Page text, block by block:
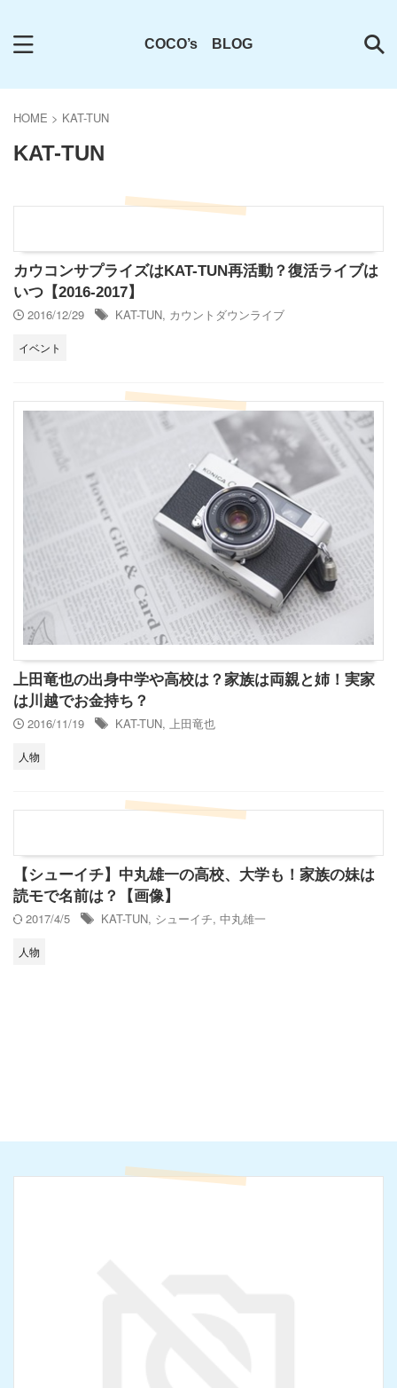
COCO’s BLOG
HOME > KAT-TUN
KAT-TUN
カウコンサプライズはKAT-TUN再活動？復活ライブは
いつ【2016-2017】
2016/12/29
KAT-TUN, カウントダウンライブ
イベント
上田竜也の出身中学や高校は？家族は両親と姉！実家
は川越でお金持ち？
2016/11/19
KAT-TUN, 上田竜也
人物
【シューイチ】中丸雄一の高校、大学も！家族の妹は
読モで名前は？【画像】
2017/4/5
KAT-TUN, シューイチ, 中丸雄一
人物